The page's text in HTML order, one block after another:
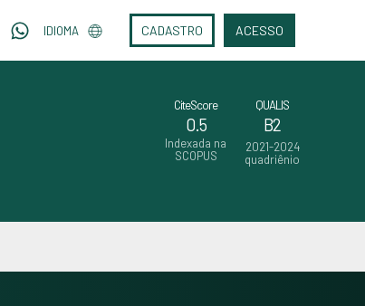
IDIOMA CADASTRO ACESSO
CiteScore
0.5
Indexada na
SCOPUS
QUALIS
B2
2021-2024
quadriênio